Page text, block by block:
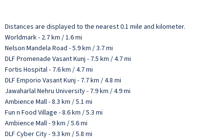
Distances are displayed to the nearest 0.1 mile and kilometer.
Worldmark - 2.7 km / 1.6 mi
Nelson Mandela Road - 5.9 km / 3.7 mi
DLF Promenade Vasant Kunj - 7.5 km / 4.7 mi
Fortis Hospital - 7.6 km / 4.7 mi
DLF Emporio Vasant Kunj - 7.7 km / 4.8 mi
Jawaharlal Nehru University - 7.9 km / 4.9 mi
Ambience Mall - 8.3 km / 5.1 mi
Fun n Food Village - 8.6 km / 5.3 mi
Ambience Mall - 9 km / 5.6 mi
DLF Cyber City - 9.3 km / 5.8 mi